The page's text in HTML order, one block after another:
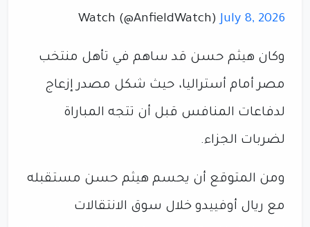
Watch (@AnfieldWatch)July 8, 2026
وكان هيثم حسن قد ساهم في تأهل منتخب
مصر أمام أستراليا، حيث شكل مصدر إزعاج
لدفاعات المنافس قبل أن تتجه المباراة
لضربات الجزاء.
ومن المتوقع أن يحسم هيثم حسن مستقبله
مع ريال أوفييدو خلال سوق الانتقالات